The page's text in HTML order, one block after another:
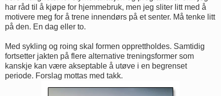
har råd til å kjøpe for hjemmebruk, men jeg sliter litt med å
motivere meg for å trene innendørs på et senter. Må tenke litt
på den. En dag eller to.
Med sykling og roing skal formen opprettholdes. Samtidig
fortsetter jakten på flere alternative treningsformer som
kanskje kan være akseptable å utøve i en begrenset
periode. Forslag mottas med takk.